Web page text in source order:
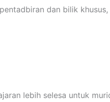
dan bilik khusus,
lebih selesa untuk